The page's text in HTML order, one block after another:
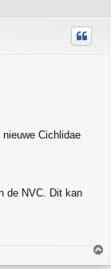
Cichlidae
de NVC. Dit kan